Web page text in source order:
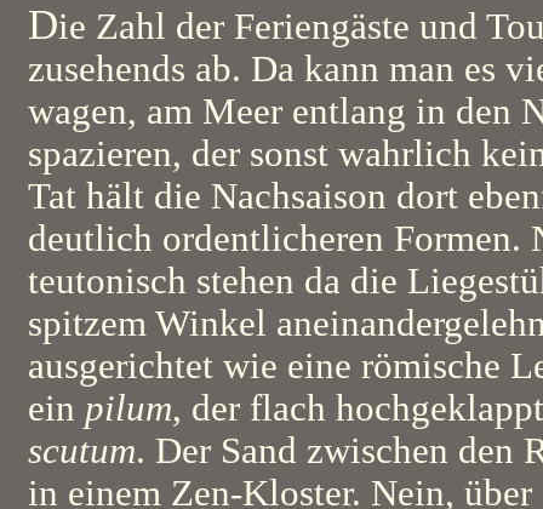
Die Zahl der Feriengäste und
zusehends ab. Da kann man es
wagen, am Meer entlang in den
spazieren, der sonst wahrlich
Tat hält die Nachsaison dort
deutlich ordentlicheren Formen.
teutonisch stehen da die
spitzem Winkel
ausgerichtet wie eine römische
ein pilum, der flach
scutum. Der Sand zwischen den
in einem Zen-Kloster. Nein, über